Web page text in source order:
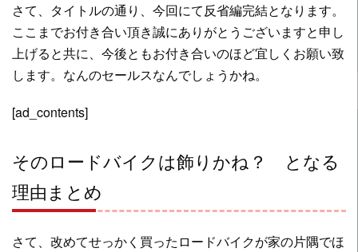
さて、タイトルの通り、今回にて反省編完結となります。
ここまでお付き合い頂き誠にありがとうございますと申し
上げると共に、今後ともお付き合いのほど宜しくお願い致
します。なんのセールスなんでしょうかね。
[ad_contents]
そのロードバイクは飾りかね？ となる
理由まとめ
さて、改めてせっかく買ったロードバイクが家の片隅でほ